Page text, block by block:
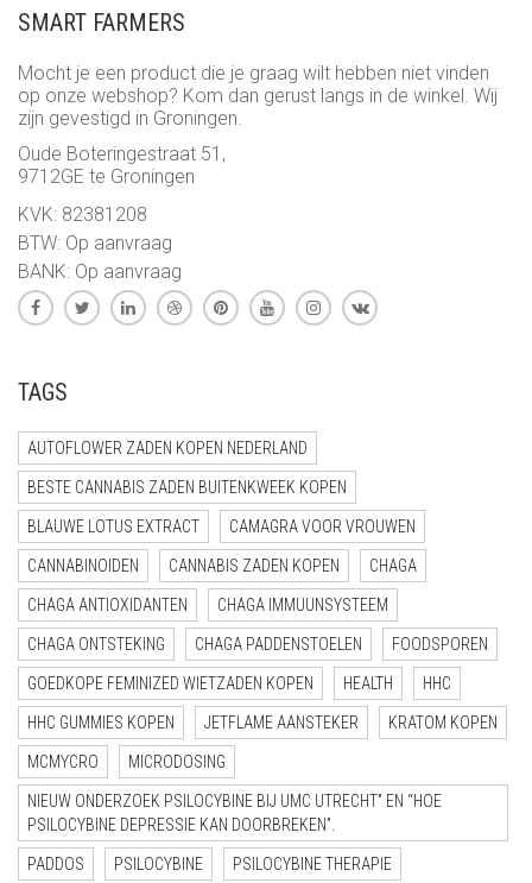
SMART FARMERS
Mocht je een product die je graag wilt hebben niet vinden
op onze webshop? Kom dan gerust langs in de winkel. Wij
zijn gevestigd in Groningen.
Oude Boteringestraat 51,
9712GE te Groningen
KVK: 82381208
BTW: Op aanvraag
BANK: Op aanvraag
TAGS
AUTOFLOWER ZADEN KOPEN NEDERLAND
BESTE CANNABIS ZADEN BUITENKWEEK KOPEN
BLAUWE LOTUS EXTRACT CAMAGRA VOOR VROUWEN
CANNABINOIDEN CANNABIS ZADEN KOPEN CHAGA
CHAGA ANTIOXIDANTEN CHAGA IMMUUNSYSTEEM
CHAGA ONTSTEKING CHAGA PADDENSTOELEN FOODSPOREN
GOEDKOPE FEMINIZED WIETZADEN KOPEN HEALTH HHC
HHC GUMMIES KOPEN JETFLAME AANSTEKER KRATOM KOPEN
MCMYCRO MICRODOSING
NIEUW ONDERZOEK PSILOCYBINE BIJ UMC UTRECHT” EN “HOE
PSILOCYBINE DEPRESSIE KAN DOORBREKEN”.
PADDOS PSILOCYBINE PSILOCYBINE THERAPIE